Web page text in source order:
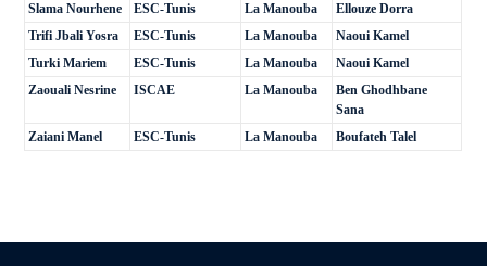
Slama Nourhene
ESC-Tunis La Manouba
Ellouze Dorra
Trifi Jbali Yosra
ESC-Tunis La Manouba
Naoui Kamel
Turki Mariem
ESC-Tunis La Manouba
Naoui Kamel
Zaouali Nesrine
ISCAE La Manouba
Ben Ghodhbane
Sana
Zaiani Manel
ESC-Tunis La Manouba Boufateh Talel